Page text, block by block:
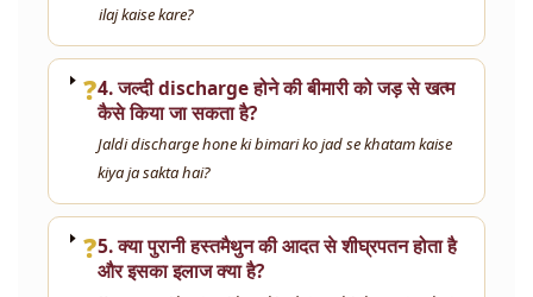
ilaj kaise kare?
❓4. जल्दी discharge होने की बीमारी को जड़ से खत्म
कैसे किया जा सकता है?
Jaldi discharge hone ki bimari ko jad se khatam kaise
kiya ja sakta hai?
❓5. क्या पुरानी हस्तमैथुन की आदत से शीघ्रपतन होता है
और इसका इलाज क्या है?